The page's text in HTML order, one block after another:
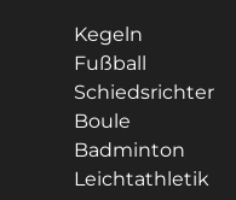
Kegeln
Fußball
Schiedsrichter
Boule
Badminton
Leichtathletik